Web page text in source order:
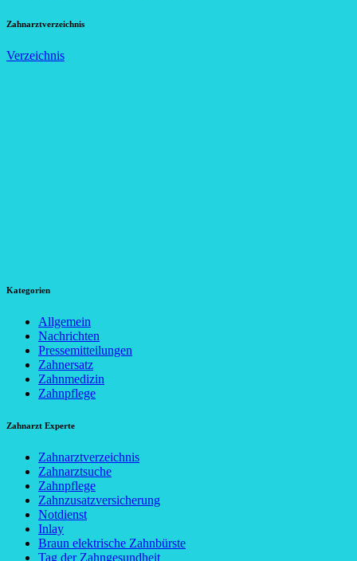
Zahnarztverzeichnis
Verzeichnis
Kategorien
Allgemein
Nachrichten
Pressemitteilungen
Zahnersatz
Zahnmedizin
Zahnpflege
Zahnarzt Experte
Zahnarztverzeichnis
Zahnarztsuche
Zahnpflege
Zahnzusatzversicherung
Notdienst
Inlay
Braun elektrische Zahnbürste
Tag der Zahngesundheit